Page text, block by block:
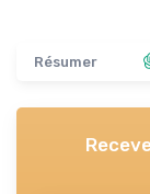
Résumer